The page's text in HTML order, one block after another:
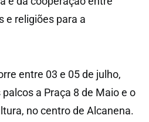
e religiões para a
entre 03 e 05 de julho,
a Praça 8 de Maio e o
no centro de Alcanena.